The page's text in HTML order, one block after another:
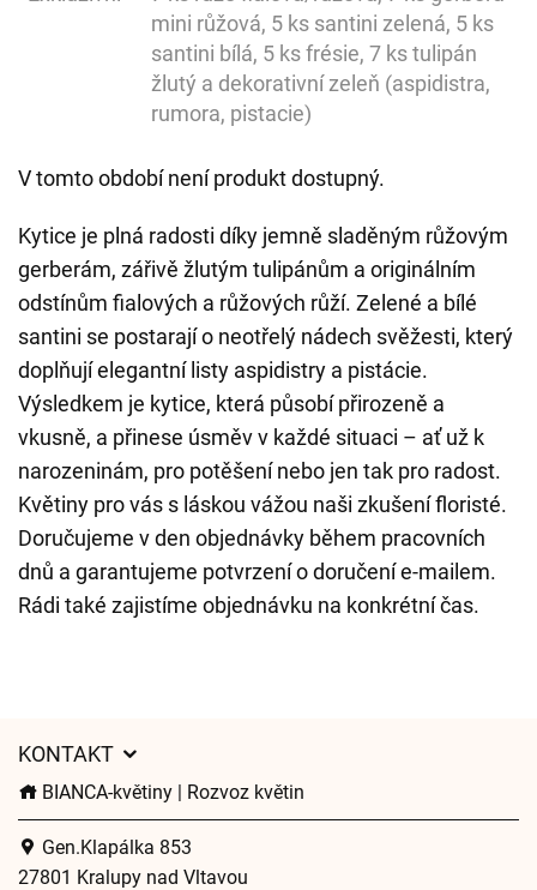
mini růžová, 5 ks santini zelená, 5 ks
santini bílá, 5 ks frésie, 7 ks tulipán
žlutý a dekorativní zeleň (aspidistra,
rumora, pistacie)
V tomto období není produkt dostupný.
Kytice je plná radosti díky jemně sladěným růžovým
gerberám, zářivě žlutým tulipánům a originálním
odstínům fialových a růžových růží. Zelené a bílé
santini se postarají o neotřelý nádech svěžesti, který
doplňují elegantní listy aspidistry a pistácie.
Výsledkem je kytice, která působí přirozeně a
vkusně, a přinese úsměv v každé situaci – ať už k
narozeninám, pro potěšení nebo jen tak pro radost.
Květiny pro vás s láskou vážou naši zkušení floristé.
Doručujeme v den objednávky během pracovních
dnů a garantujeme potvrzení o doručení e-mailem.
Rádi také zajistíme objednávku na konkrétní čas.
KONTAKT
BIANCA-květiny | Rozvoz květin
Gen.Klapálka 853
27801 Kralupy nad Vltavou